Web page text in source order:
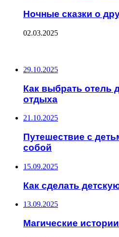
Ночные сказки о
02.03.2025
29.10.2025
Как выбрать отель
отдыха
21.10.2025
Путешествие с
собой
15.09.2025
Как сделать
13.09.2025
Магические